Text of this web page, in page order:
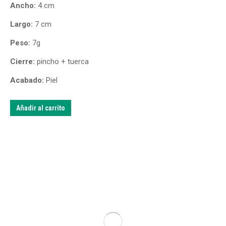
Ancho: 4 cm
Largo: 7 cm
Peso: 7g
Cierre: pincho + tuerca
Acabado: Piel
Añadir al carrito